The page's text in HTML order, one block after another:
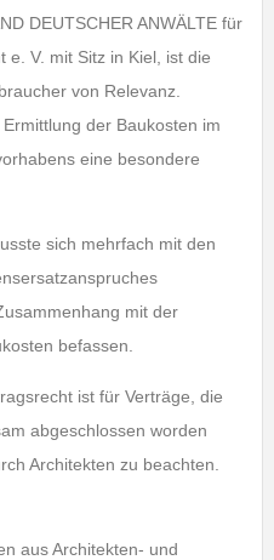
DEUTSCHER ANWÄLTE für
e. V. mit Sitz in Kiel, ist die
von Relevanz.
der Baukosten im
eine besondere
sich mehrfach mit den
mit der
befassen.
ist für Verträge, die
abgeschlossen worden
Architekten zu beachten.
aus Architekten- und